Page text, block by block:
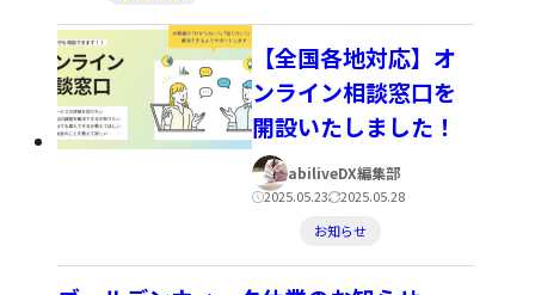
テ
ゴ
リ
ー:
【全国各地対応】オ
ンライン相談窓口を
開設いたしました！
著
者:
abiliveDX編集部
公
日:
2025.05.23更
新
日:
2025.05.28
テ
お知らせ